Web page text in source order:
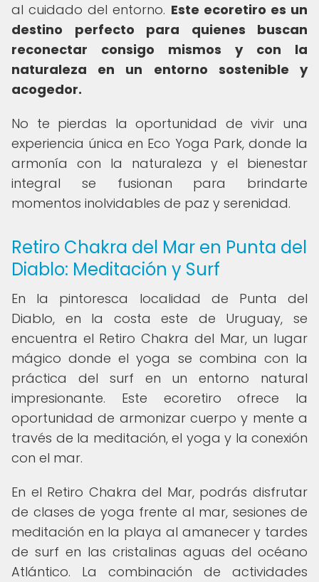
al cuidado del entorno. Este ecoretiro es un
destino perfecto para quienes buscan
reconectar consigo mismos y con la
naturaleza en un entorno sostenible y
acogedor.
No te pierdas la oportunidad de vivir una
experiencia única en Eco Yoga Park, donde la
armonía con la naturaleza y el bienestar
integral se fusionan para brindarte
momentos inolvidables de paz y serenidad.
Retiro Chakra del Mar en Punta del
Diablo: Meditación y Surf
En la pintoresca localidad de Punta del
Diablo, en la costa este de Uruguay, se
encuentra el Retiro Chakra del Mar, un lugar
mágico donde el yoga se combina con la
práctica del surf en un entorno natural
impresionante. Este ecoretiro ofrece la
oportunidad de armonizar cuerpo y mente a
través de la meditación, el yoga y la conexión
con el mar.
En el Retiro Chakra del Mar, podrás disfrutar
de clases de yoga frente al mar, sesiones de
meditación en la playa al amanecer y tardes
de surf en las cristalinas aguas del océano
Atlántico. La combinación de actividades